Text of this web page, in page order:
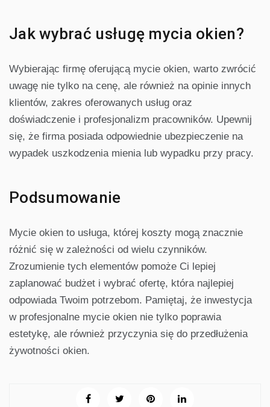
Jak wybrać usługę mycia okien?
Wybierając firmę oferującą mycie okien, warto zwrócić
uwagę nie tylko na cenę, ale również na opinie innych
klientów, zakres oferowanych usług oraz
doświadczenie i profesjonalizm pracowników. Upewnij
się, że firma posiada odpowiednie ubezpieczenie na
wypadek uszkodzenia mienia lub wypadku przy pracy.
Podsumowanie
Mycie okien to usługa, której koszty mogą znacznie
różnić się w zależności od wielu czynników.
Zrozumienie tych elementów pomoże Ci lepiej
zaplanować budżet i wybrać ofertę, która najlepiej
odpowiada Twoim potrzebom. Pamiętaj, że inwestycja
w profesjonalne mycie okien nie tylko poprawia
estetykę, ale również przyczynia się do przedłużenia
żywotności okien.